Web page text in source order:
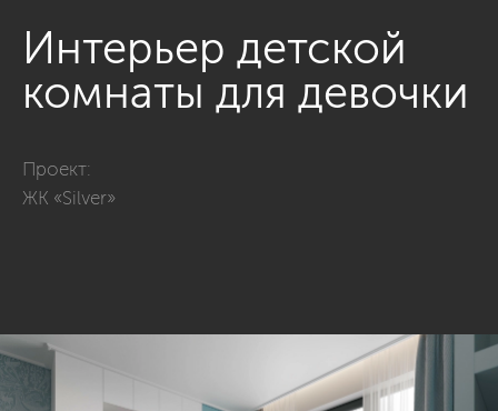
Интерьер детской
комнаты для девочки
Проект:
ЖК «Silver»